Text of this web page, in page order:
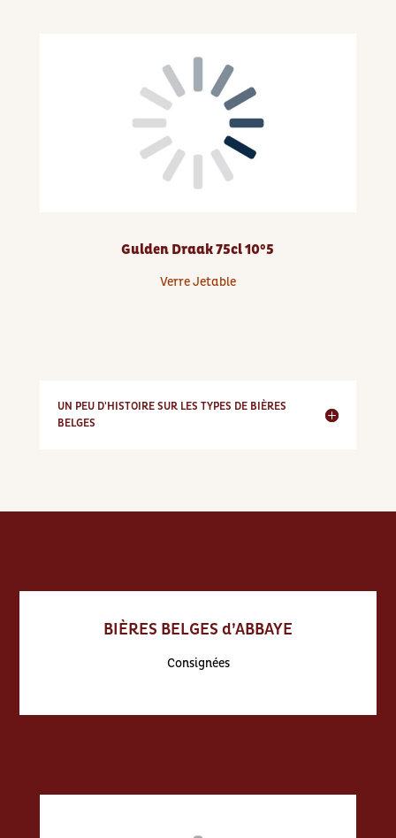
Gulden Draak 75cl 10°5
Verre Jetable
UN PEU D'HISTOIRE SUR LES TYPES DE BIÈRES
BELGES
BIÈRES BELGES d’ABBAYE
Consignées